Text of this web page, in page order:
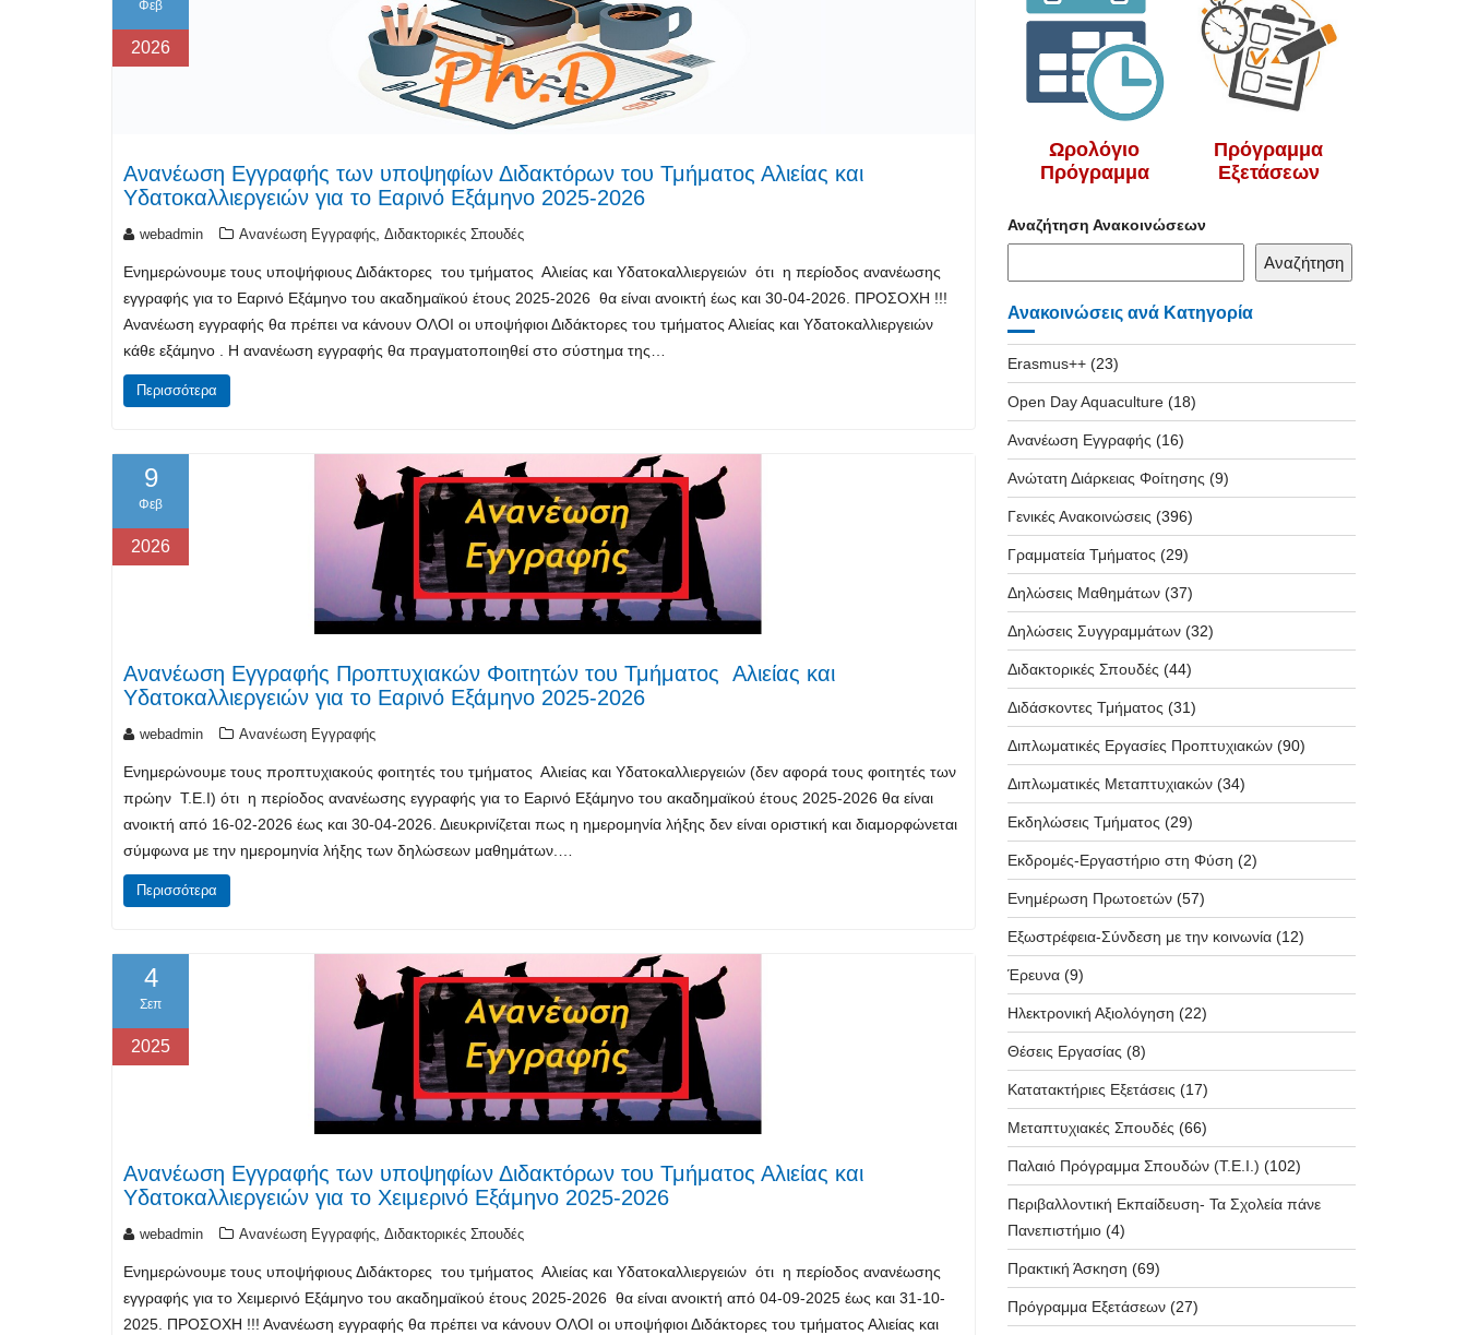
Φεβ
2026
Ανανέωση Εγγραφής των υποψηφίων Διδακτόρων του Τμήματος Αλιείας και
Υδατοκαλλιεργειών για το Εαρινό Εξάμηνο 2025-2026
webadmin Ανανέωση Εγγραφής, Διδακτορικές Σπουδές
Ενημερώνουμε τους υποψήφιους Διδάκτορες του τμήματος Αλιείας και Υδατοκαλλιεργειών ότι η περίοδος ανανέωσης
εγγραφής για το Εαρινό Εξάμηνο του ακαδημαϊκού έτους 2025-2026 θα είναι ανοικτή έως και 30-04-2026. ΠΡΟΣΟΧΗ !!!
Ανανέωση εγγραφής θα πρέπει να κάνουν ΟΛΟΙ οι υποψήφιοι Διδάκτορες του τμήματος Αλιείας και Υδατοκαλλιεργειών
κάθε εξάμηνο . Η ανανέωση εγγραφής θα πραγματοποιηθεί στο σύστημα της…
Περισσότερα
9
Φεβ
2026
Ανανέωση Εγγραφής Προπτυχιακών Φοιτητών του Τμήματος Αλιείας και
Υδατοκαλλιεργειών για το Εαρινό Εξάμηνο 2025-2026
webadmin Ανανέωση Εγγραφής
Ενημερώνουμε τους προπτυχιακούς φοιτητές του τμήματος Αλιείας και Υδατοκαλλιεργειών (δεν αφορά τους φοιτητές των
πρώην Τ.Ε.Ι) ότι η περίοδος ανανέωσης εγγραφής για το Eaρινό Εξάμηνο του ακαδημαϊκού έτους 2025-2026 θα είναι
ανοικτή από 16-02-2026 έως και 30-04-2026. Διευκρινίζεται πως η ημερομηνία λήξης δεν είναι οριστική και διαμορφώνεται
σύμφωνα με την ημερομηνία λήξης των δηλώσεων μαθημάτων.…
Περισσότερα
4
Σεπ
2025
Ανανέωση Εγγραφής των υποψηφίων Διδακτόρων του Τμήματος Αλιείας και
Υδατοκαλλιεργειών για το Χειμερινό Εξάμηνο 2025-2026
webadmin Ανανέωση Εγγραφής Διδακτορικές Σπουδές
Ενημερώνουμε τους υποψήφιους Διδάκτορες του τμήματος Αλιείας και Υδατοκαλλιεργειών ότι η περίοδος ανανέωσης
εγγραφής για το Χειμερινό Εξάμηνο του ακαδημαϊκού έτους 2025-2026 θα είναι ανοικτή από 04-09-2025 έως και 31-10-
2025. ΠΡΟΣΟΧΗ !!! Ανανέωση εγγραφής θα πρέπει να κάνουν ΟΛΟΙ οι υποψήφιοι Διδάκτορες του τμήματος Αλιείας και
Ωρολόγιο
Πρόγραμμα
Πρόγραμμα
Εξετάσεων
Αναζήτηση Ανακοινώσεων
Αναζήτηση
Ανακοινώσεις ανά Κατηγορία
Erasmus++(23)
Open Day Aquaculture(18)
Ανανέωση Εγγραφής (16)
Ανώτατη Διάρκειας Φοίτησης (9)
Γενικές Ανακοινώσεις (396)
Γραμματεία Τμήματος (29)
Δηλώσεις Μαθημάτων(37)
Δηλώσεις Συγγραμμάτων(32)
Διδακτορικές Σπουδές (44)
Διδάσκοντες Τμήματος (31)
Διπλωματικές Εργασίες Προπτυχιακών(90)
Διπλωματικές Μεταπτυχιακών(34)
Εκδηλώσεις Τμήματος (29)
Εκδρομές-Εργαστήριο στη Φύση (2)
Ενημέρωση Πρωτοετών(57)
Εξωστρέφεια-Σύνδεση με την κοινωνία(12)
Έρευνα(9)
Ηλεκτρονική Αξιολόγηση (22)
Θέσεις Εργασίας (8)
Κατατακτήριες Εξετάσεις (17)
Μεταπτυχιακές Σπουδές (66)
Παλαιό Πρόγραμμα Σπουδών (T.E.I.) (102)
Περιβαλλοντική Εκπαίδευση- Τα Σχολεία πάνε
Πανεπιστήμιο(4)
Πρακτική Άσκηση (69)
Πρόγραμμα Εξετάσεων(27)